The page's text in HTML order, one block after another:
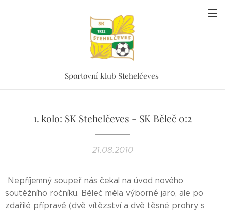
Sportovní klub Stehelčeves
1. kolo: SK Stehelčeves - SK Běleč 0:2
21.08.2010
Nepříjemný soupeř nás čekal na úvod nového
soutěžního ročníku. Běleč měla výborné jaro, ale po
zdařilé přípravě (dvě vítězství a dvě těsné prohry s